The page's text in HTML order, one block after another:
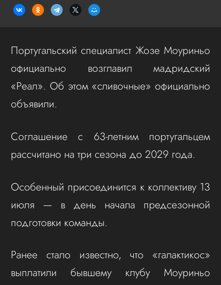
Португальский специалист Жозе Моуриньо
официально возглавил мадридский
«Реал». Об этом «сливочные» официально
объявили.
Соглашение с 63-летним португальцем
рассчитано на три сезона до 2029 года.
Особенный присоединится к коллективу 13
июля — в день начала предсезонной
подготовки команды.
Ранее стало известно, что «галактикос»
выплатили бывшему клубу Моуриньо